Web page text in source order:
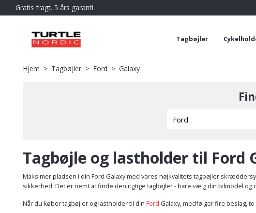
Gratis fragt. 5 års garanti.
Tagbøjler
Hjem Tagbøjler Ford Galaxy
Tagbøjle og lastholder til Ford
Maksimer pladsen i din Ford Galaxy med vores højkvalitets tagbøjler
sikkerhed. Det er nemt at finde den rigtige tagbøjler - bare vælg din bilmodel og
Når du køber tagbøjler og lastholder til din Ford Galaxy, medfølger fire beslag,